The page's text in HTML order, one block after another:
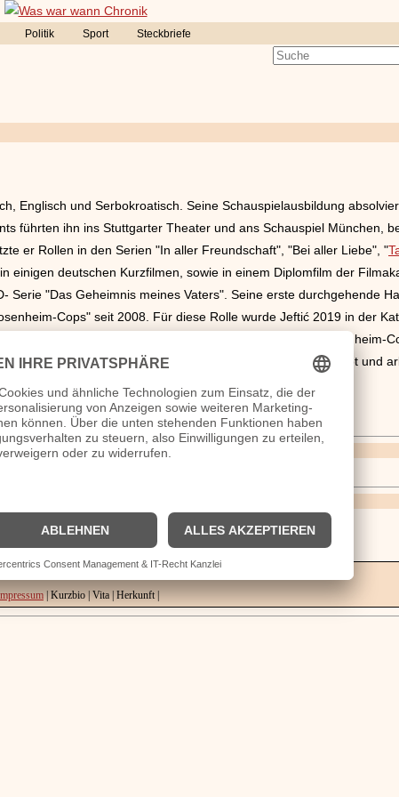
Politik Sport Steckbriefe
Englisch und Serbokroatisch. Seine Schauspielausbildung
führten ihn ins Stuttgarter Theater und ans Schauspiel München,
er Rollen in den Serien "In aller Freundschaft", "Bei aller Liebe", "
einigen deutschen Kurzfilmen, sowie in einem Diplomfilm der
Serie "Das Geheimnis meines Vaters". Seine erste durchgehende
Cops" seit 2008. Für diese Rolle wurde Jeftić 2019 in der
wurden 2017 und
auch zwei Spielfilme, "Die Rosenheim-
Hauptrolle des Sven Hansen vom ZDF gesendet. Zurzeit lebt und
Seite
was-war-wann.de. Alle Rechte vorbehalten. |
| Kurzbio | Vita | Herkunft |